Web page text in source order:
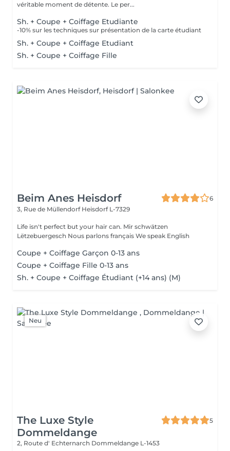
véritable moment de détente. Le per...
Sh. + Coupe + Coiffage Etudiante
-10% sur les techniques sur présentation de la carte étudiant
Sh. + Coupe + Coiffage Etudiant
Sh. + Coupe + Coiffage Fille
Beim Anes Heisdorf
6
3, Rue de Müllendorf Heisdorf L-7329
Life isn't perfect but your hair can. Mir schwätzen
Lëtzebuergesch Nous parlons français We speak English
Coupe + Coiffage Garçon 0-13 ans
Coupe + Coiffage Fille 0-13 ans
Sh. + Coupe + Coiffage Étudiant (+14 ans) (M)
Neu
The Luxe Style
Dommeldange
5
2, Route d' Echternarch Dommeldange L-1453